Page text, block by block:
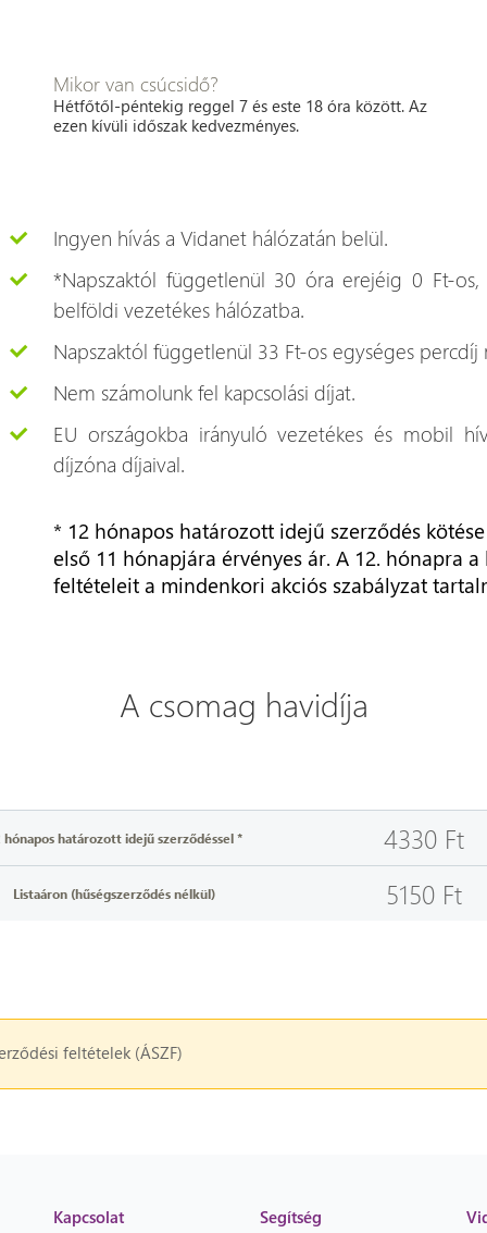
Mikor van csúcsidő?
Hétfőtől-péntekig reggel 7 és este 18 óra között. Az
ezen kívüli időszak kedvezményes.
Ingyen hívás a Vidanet hálózatán belül.
*Napszaktól függetlenül 30 óra erejéig 0 Ft-
belföldi vezetékes hálózatba.
Napszaktól függetlenül 33 Ft-os egységes
Nem számolunk fel kapcsolási díjat.
EU országokba irányuló vezetékes és mobil
díjzóna díjaival.
* 12 hónapos határozott idejű szerződés
első 11 hónapjára érvényes ár. A 12. hónapra
feltételeit a mindenkori akciós szabályzat
A csomag havidíja
hónapos határozott idejű szerződéssel * 4330 Ft
Listaáron (hűségszerződés nélkül) 5150 Ft
feltételek (ÁSZF)
Kapcsolat Segítség